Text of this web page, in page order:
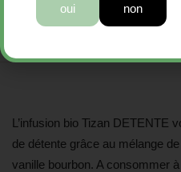
Avis
L’infusion bio Tizan DETENTE
de détente grâce au mélange
vanille bourbon. A consommer
oui non